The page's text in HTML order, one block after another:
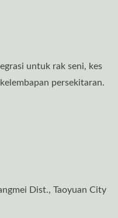
untuk rak seni, kes
persekitaran.
Dist., Taoyuan City